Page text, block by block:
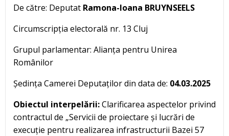
De către: Deputat Ramona-Ioana BRUYNSEELS
Circumscripția electorală nr. 13 Cluj
Grupul parlamentar: Alianța pentru Unirea
Românilor
Ședința Camerei Deputaților din data de: 04.03.2025
Obiectul interpelării:Clarificarea aspectelor privind
contractul de „Servicii de proiectare și lucrări de
execuție pentru realizarea infrastructurii Bazei 57